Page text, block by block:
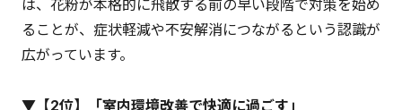
は、花粉が本格的に飛散する前の早い段階で対策を始め
ることが、症状軽減や不安解消につながるという認識が
広がっています。
▼【2位】「室内環境改善で快適に過ごす」